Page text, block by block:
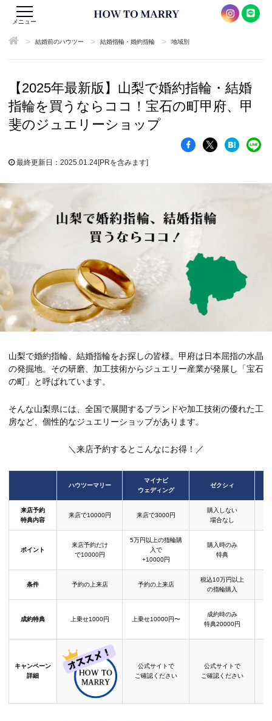
メニュー
> 結婚前のハウツー > 結婚指輪・婚約指輪 > 地域別
【2025年最新版】山梨で婚約指輪・結婚
指輪を買うならココ！宝石の町甲府、甲
斐のジュエリーショップ
最終更新日：2025.01.24[PRを含みます]
山梨で婚約指輪、結婚指輪をお探しの皆様。甲府は日本屈指の水晶
の発掘地。その研磨、加工技術からジュエリー産業が発展し「宝石
の町」と呼ばれています。
そんな山梨県には、全国で展開するブランドや加工技術の優れた工
房など、個性的なジュエリーショップがあります。
＼来店予約するとこんなにお得！／
ハウツーマリー
マイナビ
ウェディング
ゼクシィ
来店予約
特典内容
来店で10000円 来店で3000円
購入しない
場合なし
ポイント
来店予約だけ
で10000円
5万円以上の指輪購
入で
+10000円
購入時のみ
特典
条件 予約の上来店 予約の上来店
税込10万円以上
の指輪購入
成約特典 上乗せ1000円 上乗せ10000円〜
成約時のみ
特典20000円
キャンペーン
詳細
公式サイトで
ご確認ください
公式サイトで
ご確認ください